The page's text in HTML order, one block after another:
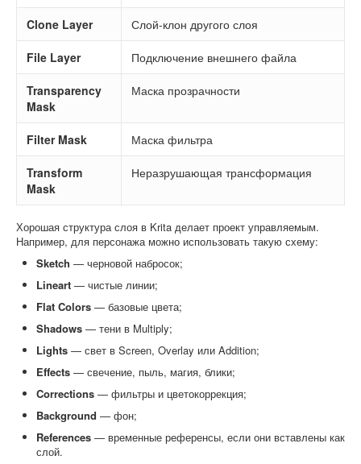
Clone Layer Слой-клон другого слоя
File Layer Подключение внешнего файла
Transparency
Mask
Маска прозрачности
Filter Mask Маска фильтра
Transform
Mask
Неразрушающая трансформация
Хорошая структура слоя в Krita делает проект управляемым.
Например, для персонажа можно использовать такую схему:
Sketch — черновой набросок;
Lineart — чистые линии;
Flat Colors — базовые цвета;
Shadows — тени в Multiply;
Lights — свет в Screen, Overlay или Addition;
Effects — свечение, пыль, магия, блики;
Corrections — фильтры и цветокоррекция;
Background — фон;
References — временные референсы, если они вставлены как
слой.